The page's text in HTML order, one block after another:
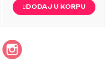
DODAJ U KORPU
Facebook